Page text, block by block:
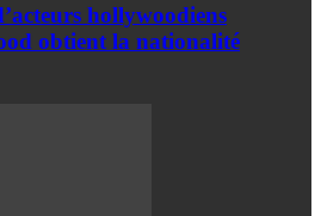
hollywoodiens
obtient la nationalité